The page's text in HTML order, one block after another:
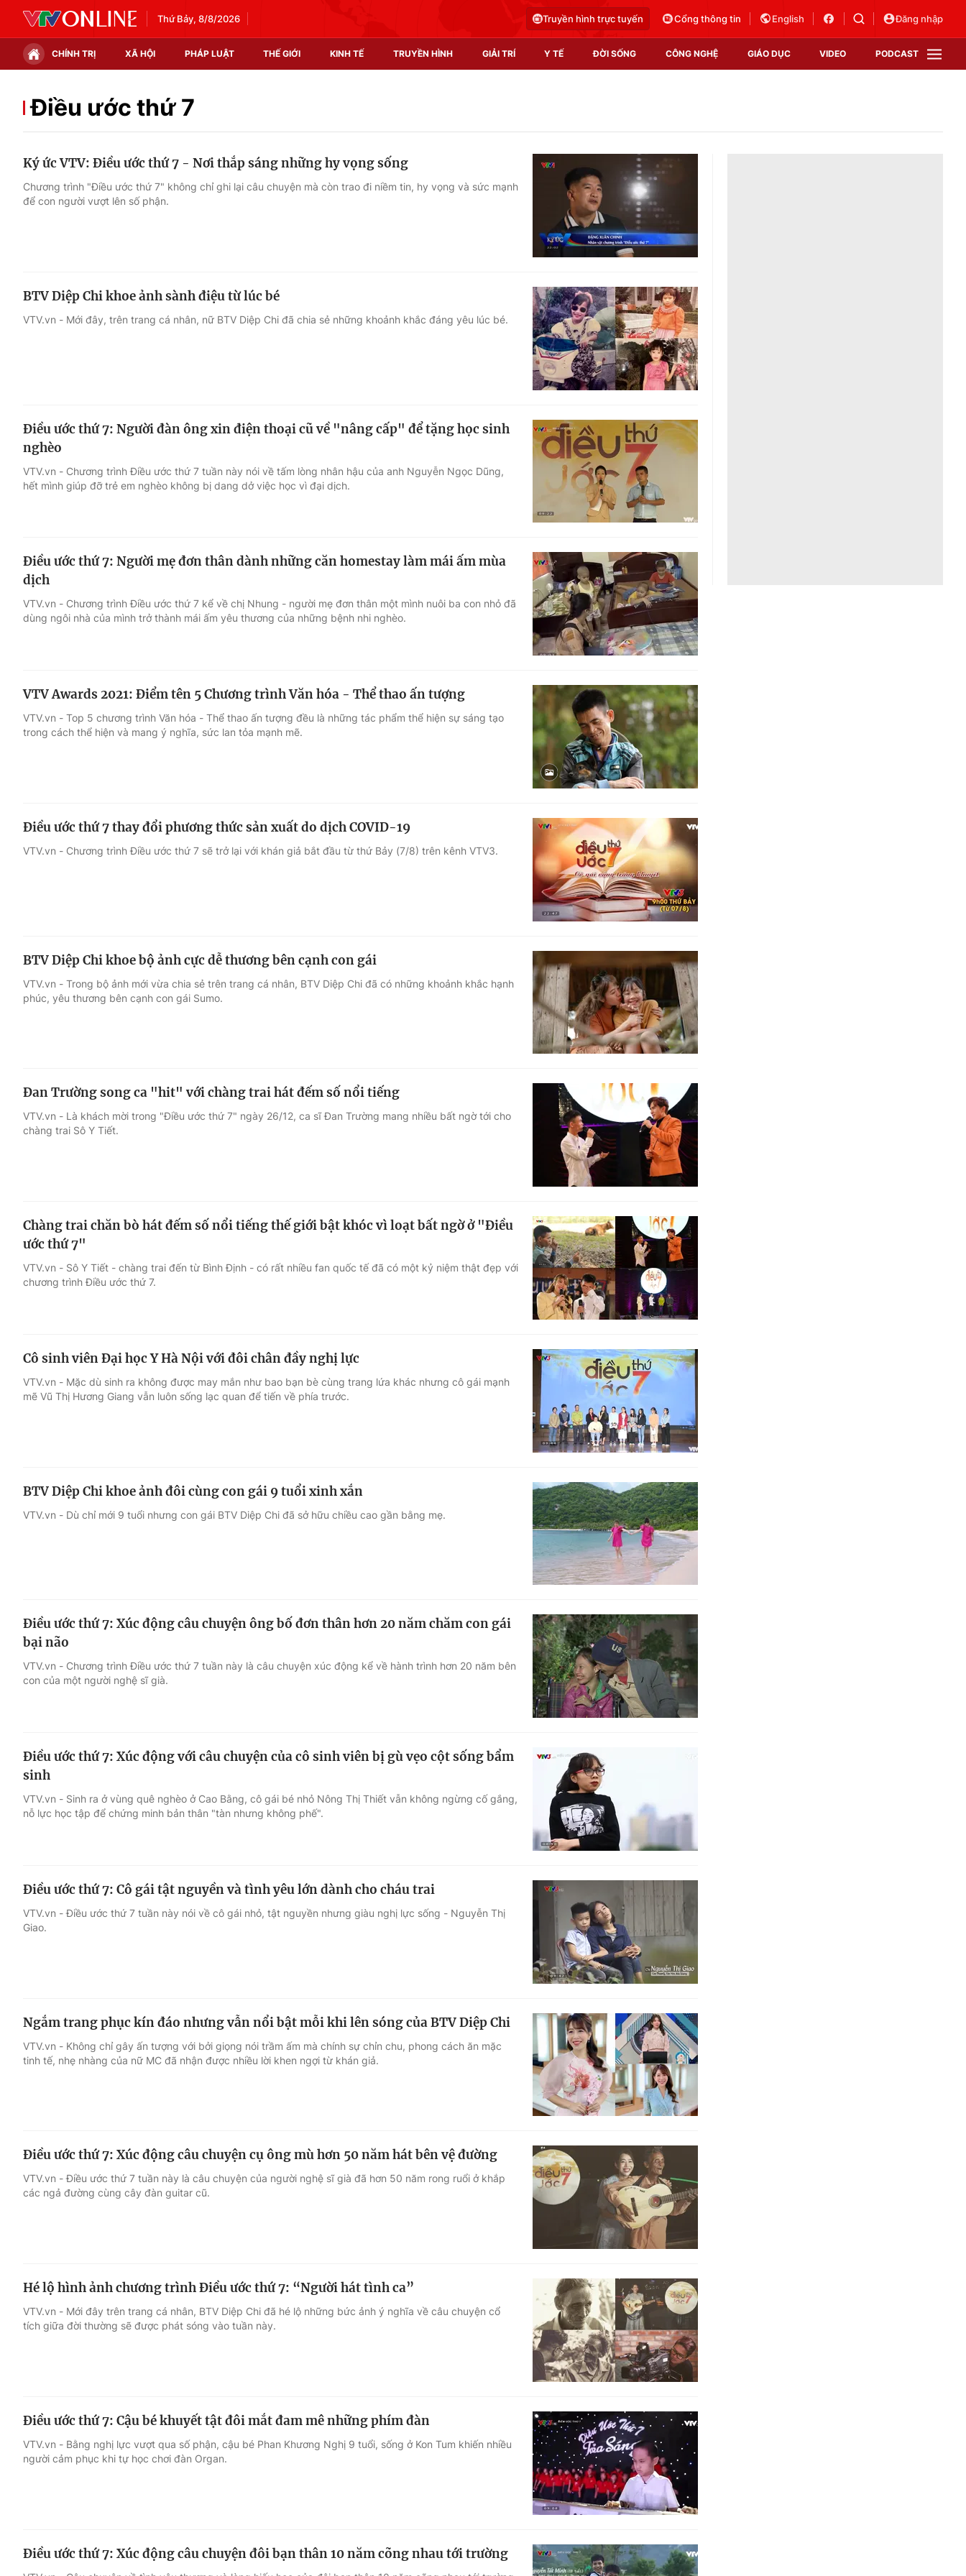
Thứ Bảy, 8/8/2026 Truyền hình trực tuyến Cổng thông tin English Đăng nhập
CHÍNH TRỊ XÃ HỘI PHÁP LUẬT THẾ GIỚI KINH TẾ TRUYỀN HÌNH GIẢI TRÍ Y TẾ ĐỜI SỐNG CÔNG NGHỆ GIÁO DỤC VIDEO PODCAST
Chính trị
Thế giới đó đây
Video
Shorts video
Podcast
EMagazine
Photo
Infographic
Góc ảnh
Điện ảnh
Âm nhạc
Sao
Du lịch
Chất lượng cuộc sống
Tuyển sinh
Công nghệ
Hitech Công nghệ tương lai
Sản phẩm
Thị trường
Tư vấn
VTV Sức khoẻ
Điều ước thứ 7
Ký ức VTV: Điều ước thứ 7 - Nơi thắp sáng những hy vọng sống
Chương trình "Điều ước thứ 7" không chỉ ghi lại câu chuyện mà còn trao đi niềm tin, hy vọng và sức mạnh
để con người vượt lên số phận.
BTV Diệp Chi khoe ảnh sành điệu từ lúc bé
VTV.vn - Mới đây, trên trang cá nhân, nữ BTV Diệp Chi đã chia sẻ những khoảnh khắc đáng yêu lúc bé.
Điều ước thứ 7: Người đàn ông xin điện thoại cũ về "nâng cấp" để tặng học sinh
nghèo
VTV.vn - Chương trình Điều ước thứ 7 tuần này nói về tấm lòng nhân hậu của anh Nguyễn Ngọc Dũng,
hết mình giúp đỡ trẻ em nghèo không bị dang dở việc học vì đại dịch.
Điều ước thứ 7: Người mẹ đơn thân dành những căn homestay làm mái ấm mùa
dịch
VTV.vn - Chương trình Điều ước thứ 7 kể về chị Nhung - người mẹ đơn thân một mình nuôi ba con nhỏ đã
dùng ngôi nhà của mình trở thành mái ấm yêu thương của những bệnh nhi nghèo.
VTV Awards 2021: Điểm tên 5 Chương trình Văn hóa - Thể thao ấn tượng
VTV.vn - Top 5 chương trình Văn hóa - Thể thao ấn tượng đều là những tác phẩm thể hiện sự sáng tạo
trong cách thể hiện và mang ý nghĩa, sức lan tỏa mạnh mẽ.
Điều ước thứ 7 thay đổi phương thức sản xuất do dịch COVID-19
VTV.vn - Chương trình Điều ước thứ 7 sẽ trở lại với khán giả bắt đầu từ thứ Bảy (7/8) trên kênh VTV3.
BTV Diệp Chi khoe bộ ảnh cực dễ thương bên cạnh con gái
VTV.vn - Trong bộ ảnh mới vừa chia sẻ trên trang cá nhân, BTV Diệp Chi đã có những khoảnh khắc hạnh
phúc, yêu thương bên cạnh con gái Sumo.
Đan Trường song ca "hit" với chàng trai hát đếm số nổi tiếng
VTV.vn - Là khách mời trong "Điều ước thứ 7" ngày 26/12, ca sĩ Đan Trường mang nhiều bất ngờ tới cho
chàng trai Sô Y Tiết.
Chàng trai chăn bò hát đếm số nổi tiếng thế giới bật khóc vì loạt bất ngờ ở "Điều
ước thứ 7"
VTV.vn - Sô Y Tiết - chàng trai đến từ Bình Định - có rất nhiều fan quốc tế đã có một kỷ niệm thật đẹp với
chương trình Điều ước thứ 7.
Cô sinh viên Đại học Y Hà Nội với đôi chân đầy nghị lực
VTV.vn - Mặc dù sinh ra không được may mắn như bao bạn bè cùng trang lứa khác nhưng cô gái mạnh
mẽ Vũ Thị Hương Giang vẫn luôn sống lạc quan để tiến về phía trước.
BTV Diệp Chi khoe ảnh đôi cùng con gái 9 tuổi xinh xắn
VTV.vn - Dù chỉ mới 9 tuổi nhưng con gái BTV Diệp Chi đã sở hữu chiều cao gần bằng mẹ.
Điều ước thứ 7: Xúc động câu chuyện ông bố đơn thân hơn 20 năm chăm con gái
bại não
VTV.vn - Chương trình Điều ước thứ 7 tuần này là câu chuyện xúc động kể về hành trình hơn 20 năm bên
con của một người nghệ sĩ già.
Điều ước thứ 7: Xúc động với câu chuyện của cô sinh viên bị gù vẹo cột sống bẩm
sinh
VTV.vn - Sinh ra ở vùng quê nghèo ở Cao Bằng, cô gái bé nhỏ Nông Thị Thiết vẫn không ngừng cố gắng,
nỗ lực học tập để chứng minh bản thân "tàn nhưng không phế".
Điều ước thứ 7: Cô gái tật nguyền và tình yêu lớn dành cho cháu trai
VTV.vn - Điều ước thứ 7 tuần này nói về cô gái nhỏ, tật nguyền nhưng giàu nghị lực sống - Nguyễn Thị
Giao.
Ngắm trang phục kín đáo nhưng vẫn nổi bật mỗi khi lên sóng của BTV Diệp Chi
VTV.vn - Không chỉ gây ấn tượng với bởi giọng nói trầm ấm mà chính sự chỉn chu, phong cách ăn mặc
tinh tế, nhẹ nhàng của nữ MC đã nhận được nhiều lời khen ngợi từ khán giả.
Điều ước thứ 7: Xúc động câu chuyện cụ ông mù hơn 50 năm hát bên vệ đường
VTV.vn - Điều ước thứ 7 tuần này là câu chuyện của người nghệ sĩ già đã hơn 50 năm rong ruổi ở khắp
các ngả đường cùng cây đàn guitar cũ.
Hé lộ hình ảnh chương trình Điều ước thứ 7: “Người hát tình ca”
VTV.vn - Mới đây trên trang cá nhân, BTV Diệp Chi đã hé lộ những bức ảnh ý nghĩa về câu chuyện cổ
tích giữa đời thường sẽ được phát sóng vào tuần này.
Điều ước thứ 7: Cậu bé khuyết tật đôi mắt đam mê những phím đàn
VTV.vn - Bằng nghị lực vượt qua số phận, cậu bé Phan Khương Nghị 9 tuổi, sống ở Kon Tum khiến nhiều
người cảm phục khi tự học chơi đàn Organ.
Điều ước thứ 7: Xúc động câu chuyện đôi bạn thân 10 năm cõng nhau tới trường